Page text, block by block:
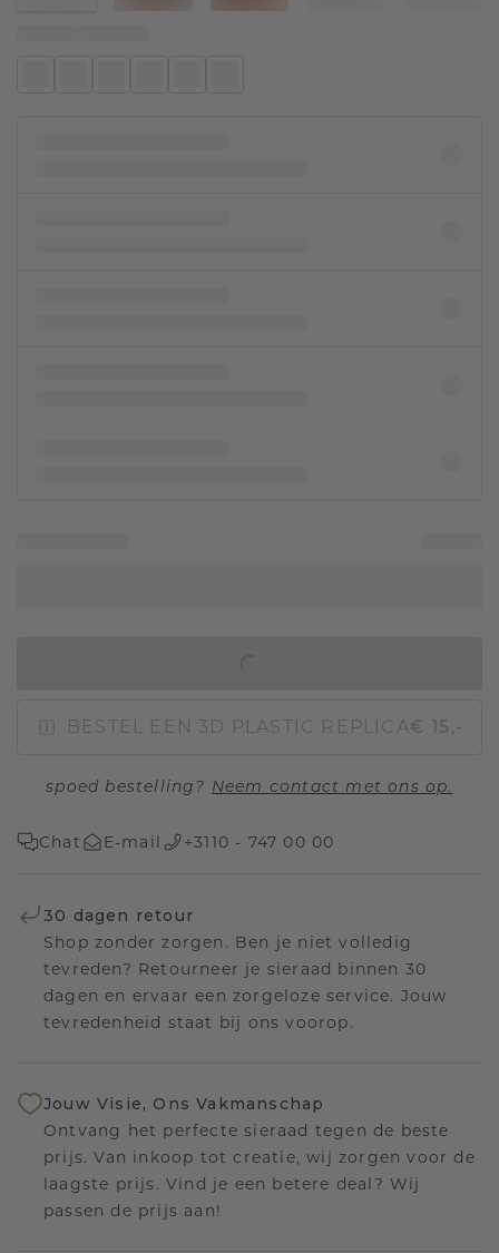
BESTEL EEN 3D PLASTIC REPLICA€ 15,-
spoed bestelling? Neem contact met ons op.
Chat E-mail +3110 - 747 00 00
30 dagen retour
Shop zonder zorgen. Ben je niet volledig
tevreden? Retourneer je sieraad binnen 30
dagen en ervaar een zorgeloze service. Jouw
tevredenheid staat bij ons voorop.
Jouw Visie, Ons Vakmanschap
Ontvang het perfecte sieraad tegen de beste
prijs. Van inkoop tot creatie, wij zorgen voor de
laagste prijs. Vind je een betere deal? Wij
passen de prijs aan!